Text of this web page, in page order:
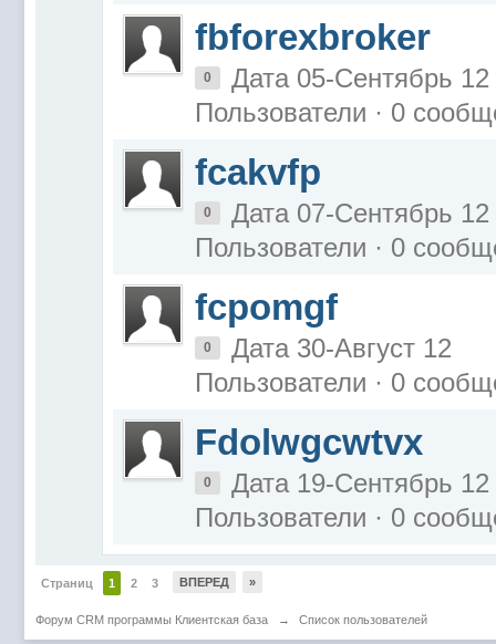
fbforexbroker
0
Дата 05-Сентябрь 12
Пользователи · 0
fcakvfp
0
Дата 07-Сентябрь 12
Пользователи · 0
fcpomgf
0
Дата 30-Август 12
Пользователи · 0
Fdolwgcwtvx
0
Дата 19-Сентябрь 12
Пользователи · 0
Страниц 1 2 3 ВПЕРЕД »
Форум CRM программы Клиентская база → Список пользователей